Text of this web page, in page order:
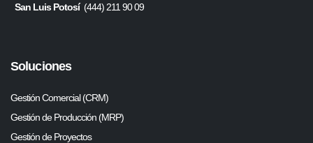
San Luis Potosí(444) 211 90 09
Soluciones
Gestión Comercial (CRM)
Gestión de Producción (MRP)
Gestión de Proyectos